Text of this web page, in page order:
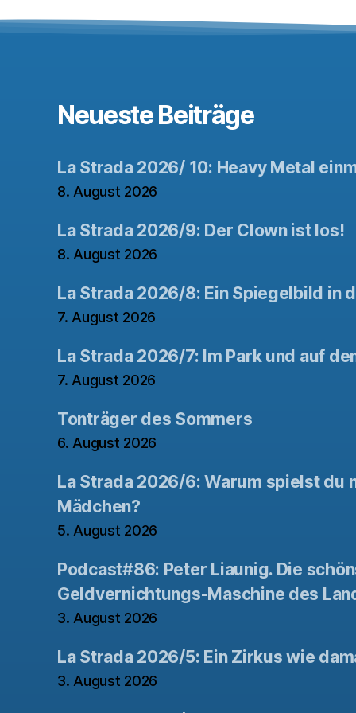
Neueste Beiträge
La Strada 2026/ 10: Heavy Metal
8. August 2026
La Strada 2026/9: Der Clown ist los!
8. August 2026
La Strada 2026/8: Ein Spiegelbild in
7. August 2026
La Strada 2026/7: Im Park und auf
7. August 2026
Tonträger des Sommers
6. August 2026
La Strada 2026/6: Warum spielst du
Mädchen?
5. August 2026
Podcast#86: Peter Liaunig. Die
Geldvernichtungs-Maschine des
3. August 2026
La Strada 2026/5: Ein Zirkus wie
3. August 2026